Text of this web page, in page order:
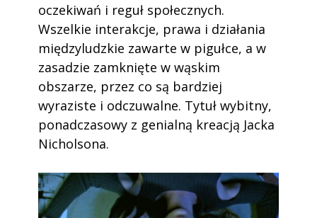
oczekiwań i reguł społecznych.
Wszelkie interakcje, prawa i działania
międzyludzkie zawarte w pigułce, a w
zasadzie zamknięte w wąskim
obszarze, przez co są bardziej
wyraziste i odczuwalne. Tytuł wybitny,
ponadczasowy z genialną kreacją Jacka
Nicholsona.